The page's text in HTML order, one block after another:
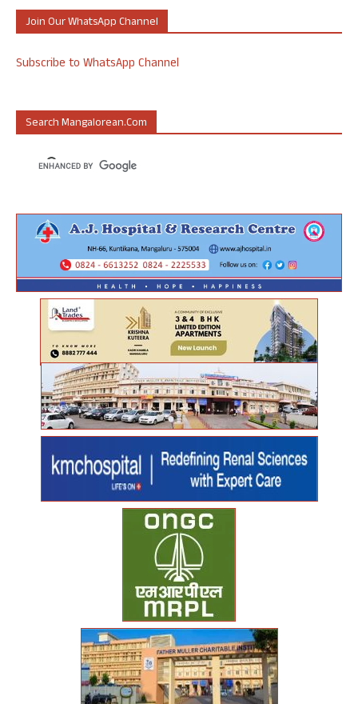
Join Our WhatsApp Channel
Subscribe to WhatsApp Channel
Search Mangalorean.com